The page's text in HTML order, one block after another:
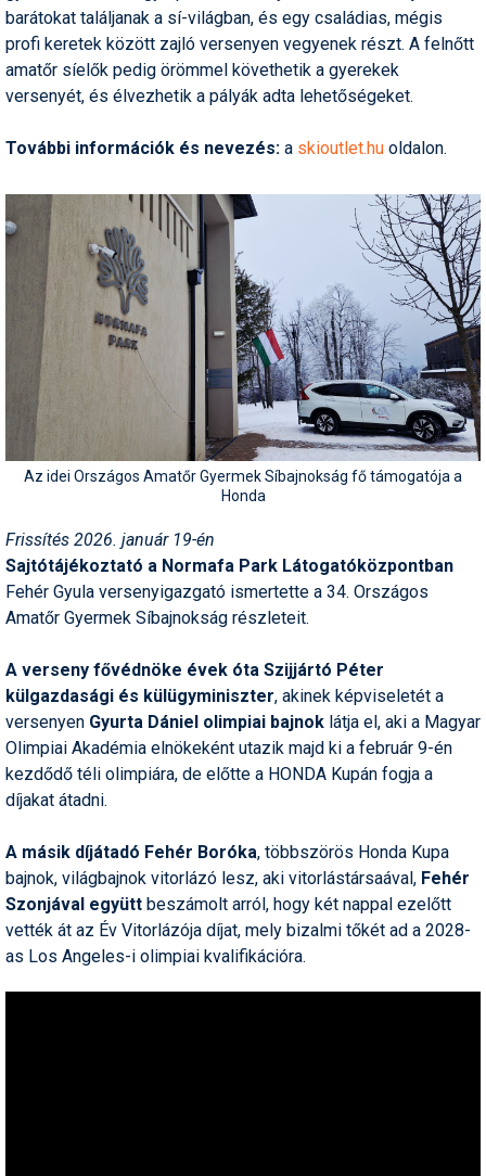
barátokat találjanak a sí-világban, és egy családias, mégis
profi keretek között zajló versenyen vegyenek részt. A felnőtt
amatőr síelők pedig örömmel követhetik a gyerekek
versenyét, és élvezhetik a pályák adta lehetőségeket.
További információk és nevezés: a skioutlet.hu oldalon.
Az idei Országos Amatőr Gyermek Síbajnokság fő támogatója a
Honda
Frissítés 2026. január 19-én
Sajtótájékoztató a Normafa Park Látogatóközpontban
Fehér Gyula versenyigazgató ismertette a 34. Országos
Amatőr Gyermek Síbajnokság részleteit.
A verseny fővédnöke évek óta Szijjártó Péter
külgazdasági és külügyminiszter, akinek képviseletét a
versenyen Gyurta Dániel olimpiai bajnok látja el, aki a Magyar
Olimpiai Akadémia elnökeként utazik majd ki a február 9-én
kezdődő téli olimpiára, de előtte a HONDA Kupán fogja a
díjakat átadni.
A másik díjátadó Fehér Boróka, többszörös Honda Kupa
bajnok, világbajnok vitorlázó lesz, aki vitorlástársaával, Fehér
Szonjával együtt beszámolt arról, hogy két nappal ezelőtt
vették át az Év Vitorlázója díjat, mely bizalmi tőkét ad a 2028-
as Los Angeles-i olimpiai kvalifikációra.